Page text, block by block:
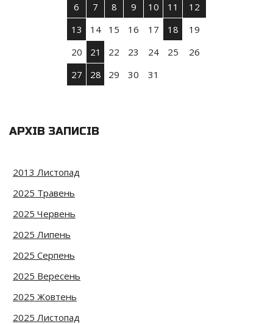
6
7 8 9 10 11
12
13
14 15 16 17 18
19
20
21 22 23 24 25
26
27
28 29 30 31
АРХІВ ЗАПИСІВ
2013 Листопад
2025 Травень
2025 Червень
2025 Липень
2025 Серпень
2025 Вересень
2025 Жовтень
2025 Листопад